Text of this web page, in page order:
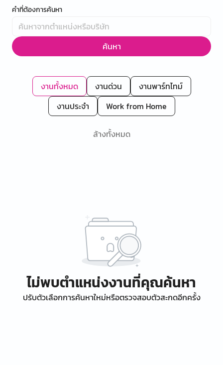
คำที่ต้องการค้นหา
ค้นหา
งานทั้งหมด งานด่วน
งานพาร์ทไทม์
งานประจำ
Work from Home
ล้างทั้งหมด
ไม่พบตำแหน่งงานที่คุณค้นหา
ปรับตัวเลือกการค้นหาใหม่หรือตรวจสอบตัวสะกดอีกครั้ง